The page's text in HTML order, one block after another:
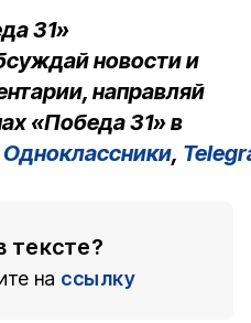
31»
новости и
направляй
«Победа 31» в
Одноклассники,
тексте?
на ссылку